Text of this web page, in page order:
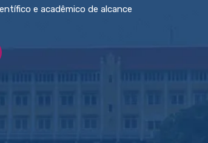
e acadêmico de alcance